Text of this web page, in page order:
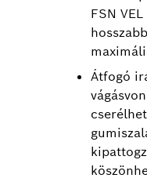
FSN
Átfogó